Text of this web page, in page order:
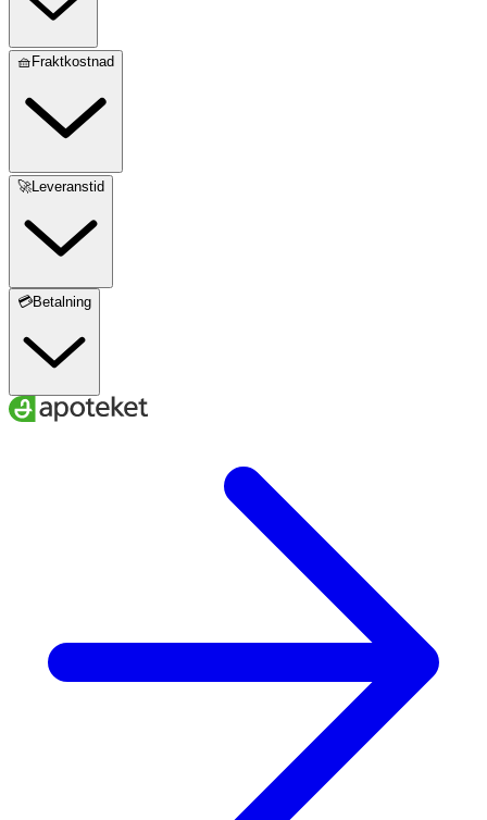
🧺Fraktkostnad
🚀Leveranstid
💳Betalning